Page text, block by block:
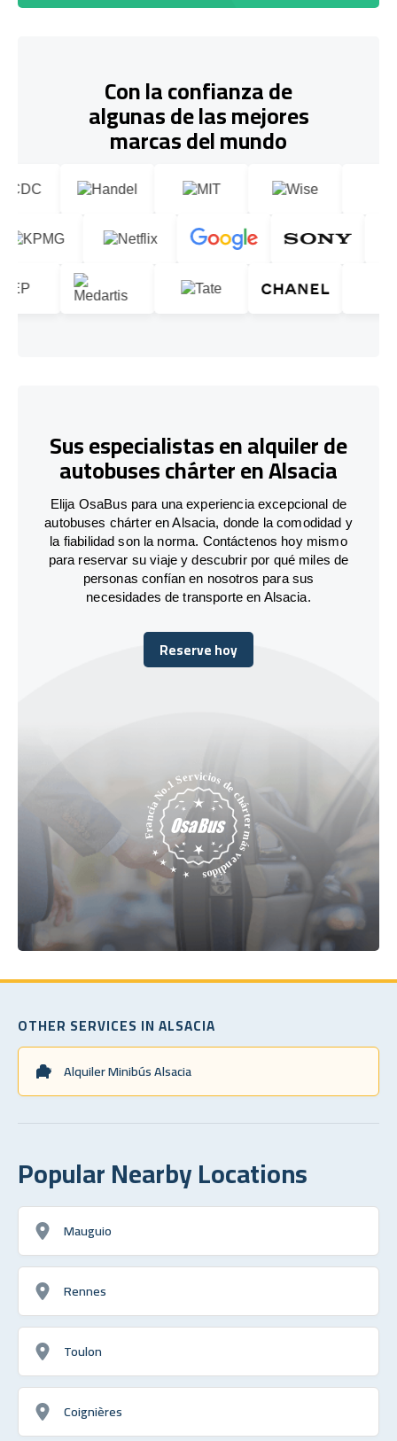
Con la confianza de
algunas de las mejores
marcas del mundo
Sus especialistas en alquiler de
autobuses chárter en Alsacia
Elija OsaBus para una experiencia excepcional de
autobuses chárter en Alsacia, donde la comodidad y
la fiabilidad son la norma. Contáctenos hoy mismo
para reservar su viaje y descubrir por qué miles de
personas confían en nosotros para sus
necesidades de transporte en Alsacia.
Reserve hoy
Reserve hoy
OTHER SERVICES IN ALSACIA
Alquiler Minibús Alsacia
Popular Nearby Locations
Mauguio
Rennes
Toulon
Coignières